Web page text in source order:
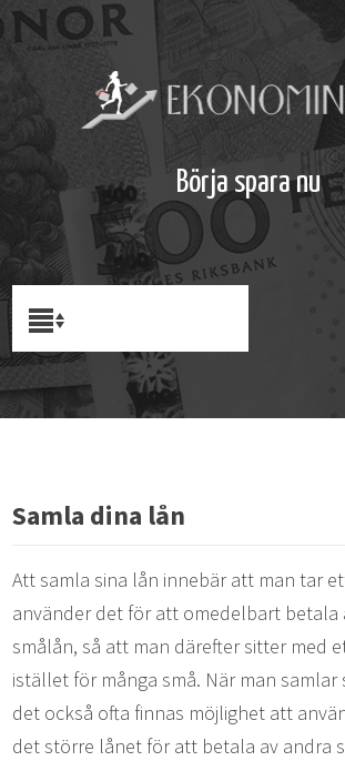
Börja spara nu
Samla dina lån
Att samla sina lån innebär att man tar
använder det för att omedelbart betala
smålån, så att man därefter sitter med
istället för många små. När man
det också ofta finnas möjlighet att
det större lånet för att betala av andra